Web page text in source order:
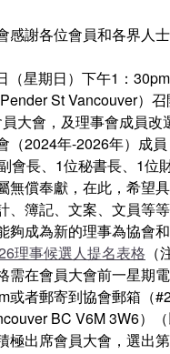
感謝各位會員和各界人
（星期日）下午1：
St Vancouver）
大會，及理事會成員改
（2024年-2026年）成
會長、1位秘書長、1位
無償奉獻，在此，希望
、簿記、⽂案、⽂員等
夠成為新的理事為協會
理事候選人提名表格
需在會員大會前一星期
或者郵寄到協會郵箱（
BC V6M 3W6）（
極出席會員大會，選出第